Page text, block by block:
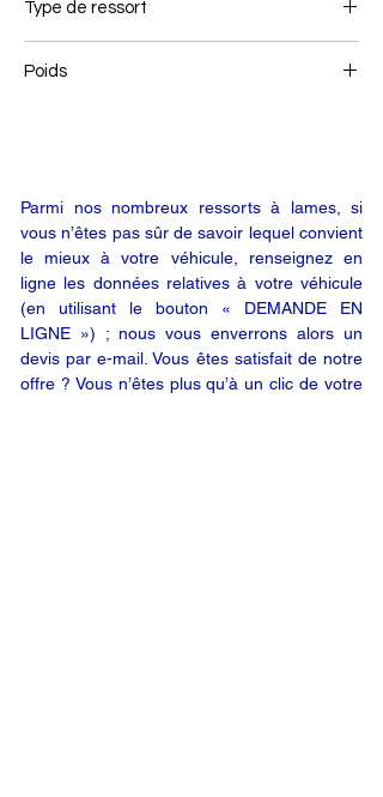
Type de ressort
Poids
Parmi nos nombreux ressorts à lames, si
vous n’êtes pas sûr de savoir lequel convient
le mieux à votre véhicule, renseignez en
ligne les données relatives à votre véhicule
(en utilisant le bouton « DEMANDE EN
LIGNE ») ; nous vous enverrons alors un
devis par e-mail. Vous êtes satisfait de notre
offre ? Vous n’êtes plus qu’à un clic de votre